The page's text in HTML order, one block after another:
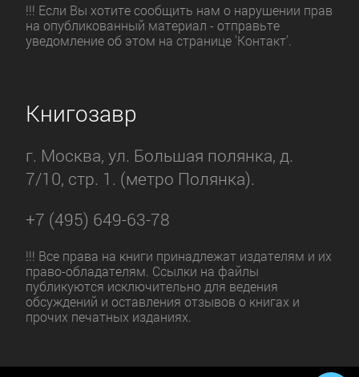
!!! Если Вы хотите сообщить нам о нарушении прав
на опубликованный материал - отправьте
уведомление об этом на странице 'Контакт'.
Книгозавр
г. Москва, ул. Большая полянка, д.
7/10, стр. 1. (метро Полянка).
+7 (495) 649-63-78
!!! Все права на книги принадлежат издателям и их
право-обладателям. Ссылки на файлы
публикуются исключительно для ведения
обсуждений и оставления отзывов о книгах и
прочих печатных изданиях.